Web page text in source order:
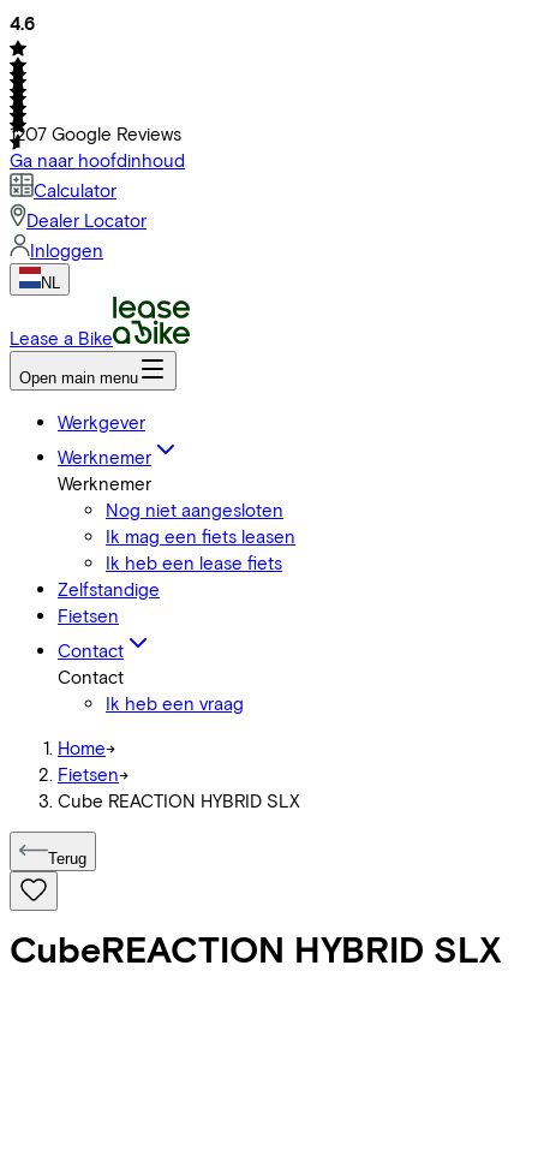
4.6
1207 Google Reviews
Ga naar hoofdinhoud
Calculator
Dealer Locator
Inloggen
NL
Lease a Bike
Open main menu
Werkgever
Werknemer
Werknemer
Nog niet aangesloten
Ik mag een fiets leasen
Ik heb een lease fiets
Zelfstandige
Fietsen
Contact
Contact
Ik heb een vraag
Home->
Fietsen->
Cube REACTION HYBRID SLX
Terug
CubeREACTION HYBRID SLX